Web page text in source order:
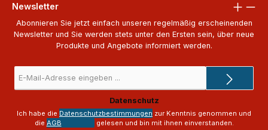
Newsletter
Abonnieren Sie jetzt einfach unseren regelmäßig erscheinenden
Newsletter und Sie werden stets unter den Ersten sein, über neue
Produkte und Angebote informiert werden.
Mail-
Adresse
*
Datenschutz
Ich habe die Datenschutzbestimmungen zur Kenntnis genommen und
die AGB gelesen und bin mit ihnen einverstanden.